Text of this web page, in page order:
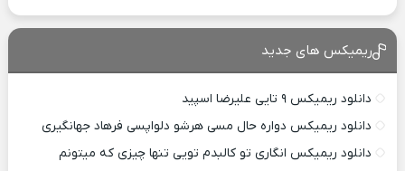
ریمیکس های جدید
دانلود ریمیکس ۹ تایی علیرضا اسپید
دانلود ریمیکس دواره حال مسی هرشو دلواپسی فرهاد جهانگیری
دانلود ریمیکس انگاری تو کالبدم تویی تنها چیزی که میتونم